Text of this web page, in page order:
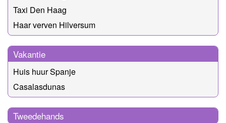
Taxi Den Haag
Haar verven Hilversum
Vakantie
Huis huur Spanje
Casalasdunas
Tweedehands